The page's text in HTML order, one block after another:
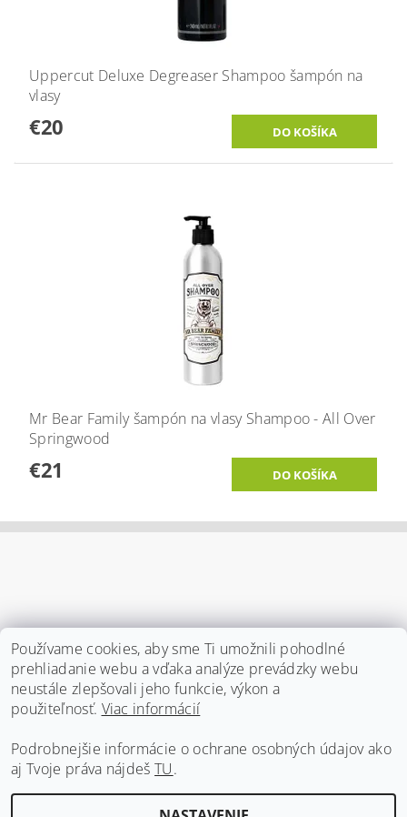
Uppercut Deluxe Degreaser Shampoo šampón na
vlasy
€20
Mr Bear Family šampón na vlasy Shampoo - All Over
Springwood
€21
Čekuj obchodné podmienky | Čekuj ochranu osobných údajov |
Čekuj vernostný program Daj vedieť
Čekuj dopravu a platbu
Používame cookies, aby sme Ti umožnili pohodlné
prehliadanie webu a vďaka analýze prevádzky webu
neustále zlepšovali jeho funkcie, výkon a
použiteľnosť. Viac informácií
Podrobnejšie informácie o ochrane osobných údajov ako
aj Tvoje práva nájdešTU.